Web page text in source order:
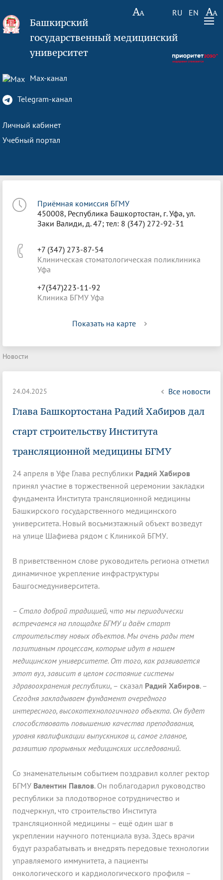
RU EN
Башкирский
государственный медицинский
университет
Max-канал
Telegram-канал
Личный кабинет
Учебный портал
Приёмная комиссия БГМУ
450008, Республика Башкортостан, г. Уфа, ул.
Заки Валиди, д. 47; тел: 8 (347) 272-92-31
+7 (347) 273-87-54
Клиническая стоматологическая поликлиника
Уфа
+7(347)223-11-92
Клиника БГМУ Уфа
Показать на карте
Новости
24.04.2025 Все новости
Глава Башкортостана Радий Хабиров дал
старт строительству Института
трансляционной медицины БГМУ
24 апреля в Уфе Глава республики Радий Хабиров
принял участие в торжественной церемонии закладки
фундамента Института трансляционной медицины
Башкирского государственного медицинского
университета. Новый восьмиэтажный объект возведут
на улице Шафиева рядом с Клиникой БГМУ.
В приветственном слове руководитель региона отметил
динамичное укрепление инфраструктуры
Башгосмедуниверситета.
– Стало доброй традицией, что мы периодически
встречаемся на площадке БГМУ и даём старт
строительству новых объектов. Мы очень рады тем
позитивным процессам, которые идут в нашем
медицинском университете. От того, как развивается
этот вуз, зависит в целом состояние системы
здравоохранения республики, – сказал Радий Хабиров. –
Сегодня закладываем фундамент очередного
интересного, высокотехнологичного объекта. Он будет
способствовать повышению качества преподавания,
уровня квалификации выпускников и, самое главное,
развитию прорывных медицинских исследований.
Со знаменательным событием поздравил коллег ректор
БГМУ Валентин Павлов. Он поблагодарил руководство
республики за плодотворное сотрудничество и
подчеркнул, что строительство Института
трансляционной медицины – ещё один шаг в
укреплении научного потенциала вуза. Здесь врачи
будут разрабатывать и внедрять передовые технологии
управляемого иммунитета, а пациенты
онкологического и кардиологического профиля –